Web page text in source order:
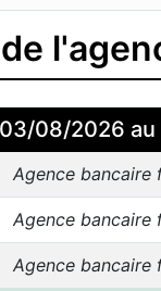
08/2026
Agence bancaire
Agence bancaire
Agence bancaire